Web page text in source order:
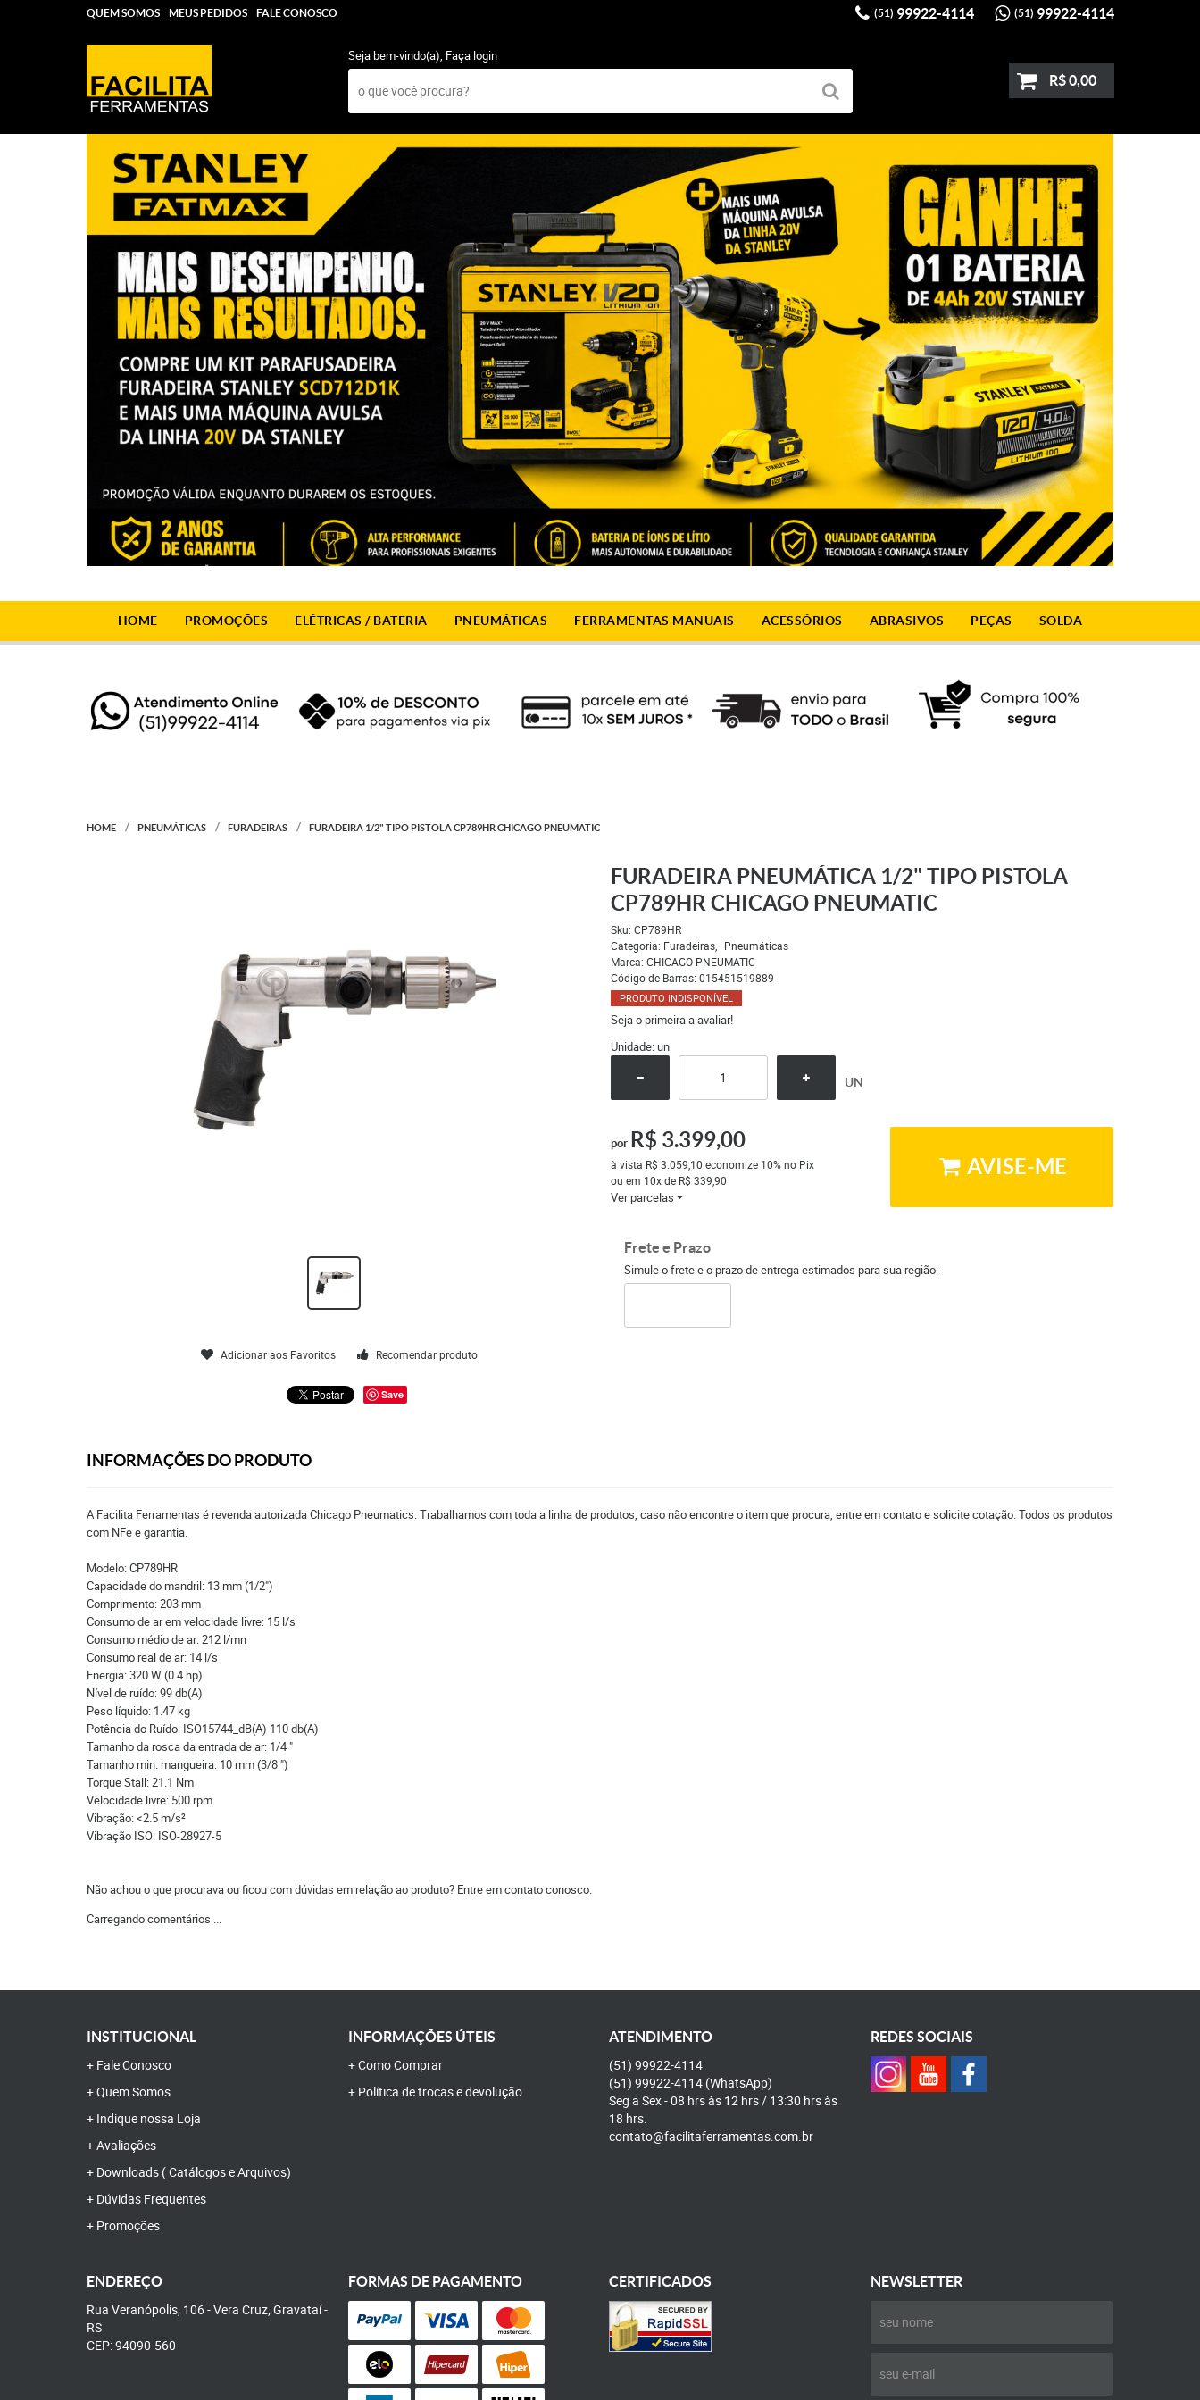
QUEM SOMOS MEUS PEDIDOS FALE CONOSCO (51) 99922-4114 (51) 99922-4114
Seja bem-vindo(a), Faça login
R$ 0,00
HOME PROMOÇÕES ELÉTRICAS / BATERIA PNEUMÁTICAS FERRAMENTAS MANUAIS ACESSÓRIOS ABRASIVOS PEÇAS SOLDA
HOME PNEUMÁTICAS FURADEIRAS FURADEIRA 1/2" TIPO PISTOLA CP789HR CHICAGO PNEUMATIC
Adicionar aos Favoritos Recomendar produto
Save
FURADEIRA PNEUMÁTICA 1/2" TIPO PISTOLA
CP789HR CHICAGO PNEUMATIC
Sku: CP789HR
Categoria: Furadeiras
Pneumáticas
Marca: CHICAGO PNEUMATIC
Código de Barras: 015451519889
PRODUTO INDISPONÍVEL
Seja o primeira a avaliar!
Unidade: un
UN
por R$ 3.399,00
à vista R$ 3.059,10 economize 10%no Pix
ou em 10xde R$ 339,90
Ver parcelas
AVISE-ME
Frete e Prazo
Simule o frete e o prazo de entrega estimados para sua região:
INFORMAÇÕES DO PRODUTO
A Facilita Ferramentas é revenda autorizada Chicago Pneumatics. Trabalhamos com toda a linha de produtos, caso não encontre o item que procura, entre em contato e solicite cotação. Todos os produtos
com NFe e garantia.
Modelo: CP789HR
Capacidade do mandril: 13 mm (1/2")
Comprimento: 203 mm
Consumo de ar em velocidade livre: 15 l/s
Consumo médio de ar: 212 l/mn
Consumo real de ar: 14 l/s
Energia: 320 W (0.4 hp)
Nível de ruído: 99 db(A)
Peso líquido: 1.47 kg
Potência do Ruído: ISO15744_dB(A) 110 db(A)
Tamanho da rosca da entrada de ar: 1/4 "
Tamanho min. mangueira: 10 mm (3/8 ")
Torque Stall: 21.1 Nm
Velocidade livre: 500 rpm
Vibração: <2.5 m/s²
Vibração ISO: ISO-28927-5
Não achou o que procurava ou ficou com dúvidas em relação ao produto? Entre em contato conosco.
Carregando comentários ...
INSTITUCIONAL
Fale Conosco
Quem Somos
Indique nossa Loja
Avaliações
Downloads ( Catálogos e Arquivos)
Dúvidas Frequentes
Promoções
INFORMAÇÕES ÚTEIS
Como Comprar
Política de trocas e devolução
ATENDIMENTO
(51) 99922-4114
(51) 99922-4114 (WhatsApp)
Seg a Sex - 08 hrs às 12 hrs / 13:30 hrs às
18 hrs.
contato@facilitaferramentas.com.br
REDES SOCIAIS
ENDEREÇO
Rua Veranópolis, 106-Vera Cruz, Gravataí-
RS
CEP: 94090-560
FORMAS DE PAGAMENTO CERTIFICADOS NEWSLETTER